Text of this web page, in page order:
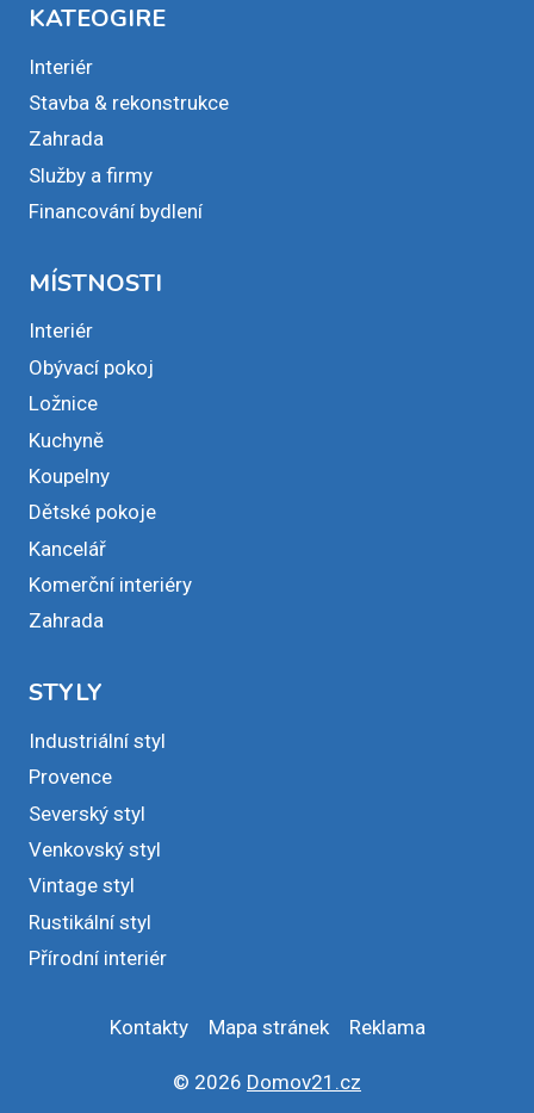
KATEOGIRE
Interiér
Stavba & rekonstrukce
Zahrada
Služby a firmy
Financování bydlení
MÍSTNOSTI
Interiér
Obývací pokoj
Ložnice
Kuchyně
Koupelny
Dětské pokoje
Kancelář
Komerční interiéry
Zahrada
STYLY
Industriální styl
Provence
Severský styl
Venkovský styl
Vintage styl
Rustikální styl
Přírodní interiér
Kontakty Mapa stránek Reklama
© 2026 Domov21.cz